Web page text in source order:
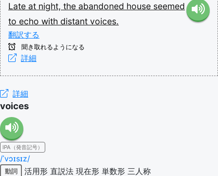
Late at night, the abandoned house seemed
to echo with distant voices.
翻訳する
聞き取れるようになる
詳細
詳細
voices
IPA（発音記号）
/ˈvɔɪsɪz/
動詞 活用形 直説法 現在形 単数形 三人称